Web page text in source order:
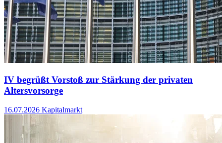
IV begrüßt Vorstoß zur Stärkung der privaten
Altersvorsorge
16.07.2026 Kapitalmarkt